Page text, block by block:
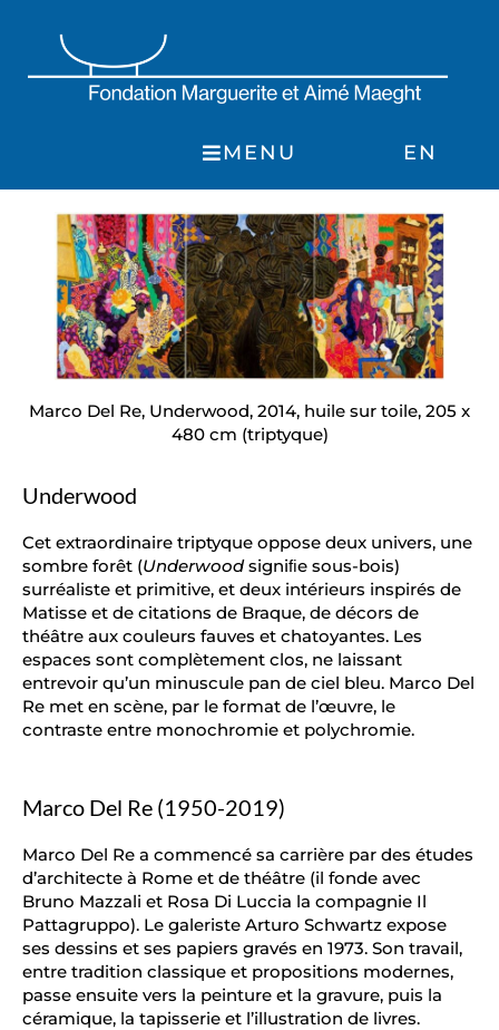
content
MENU EN
Marco Del Re, Underwood, 2014, huile sur toile, 205 x
480 cm (triptyque)
Underwood
Cet extraordinaire triptyque oppose deux univers, une
sombre forêt (Underwoodsigniﬁe sous-bois)
surréaliste et primitive, et deux intérieurs inspirés de
Matisse et de citations de Braque, de décors de
théâtre aux couleurs fauves et chatoyantes. Les
espaces sont complètement clos, ne laissant
entrevoir qu’un minuscule pan de ciel bleu. Marco Del
Re met en scène, par le format de l’œuvre, le
contraste entre monochromie et polychromie.
Marco Del Re (1950-2019)
Marco Del Re a commencé sa carrière par des études
d’architecte à Rome et de théâtre (il fonde avec
Bruno Mazzali et Rosa Di Luccia la compagnie Il
Pattagruppo). Le galeriste Arturo Schwartz expose
ses dessins et ses papiers gravés en 1973. Son travail,
entre tradition classique et propositions modernes,
passe ensuite vers la peinture et la gravure, puis la
céramique, la tapisserie et l’illustration de livres.